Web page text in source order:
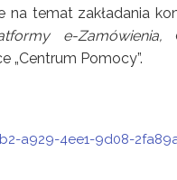
na temat zakładania
e-Zamówienia,
Pomocy”.
a929-4ee1-9d08-